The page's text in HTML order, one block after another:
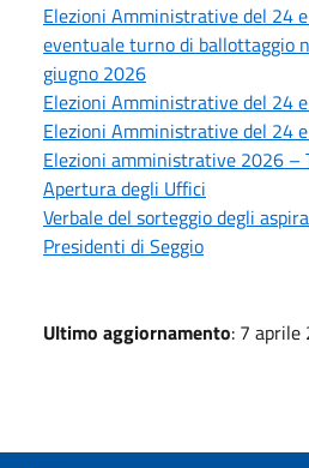
Elezioni Amministrative del 24
eventuale turno di ballottaggio
giugno 2026
Elezioni Amministrative del 24
Elezioni Amministrative del 24
Elezioni amministrative 2026 –
Apertura degli Uffici
Verbale del sorteggio degli
Presidenti di Seggio
Ultimo aggiornamento: 7 aprile